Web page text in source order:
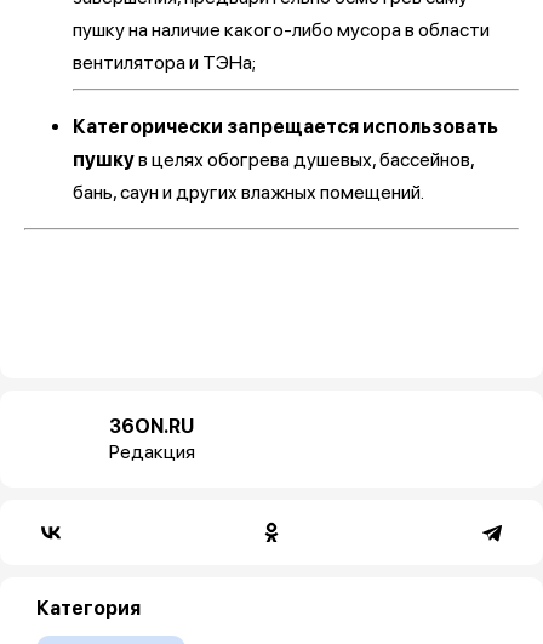
пушку на наличие какого-либо мусора в области
вентилятора и ТЭНа;
Категорически запрещается использовать
пушкув целях обогрева душевых, бассейнов,
бань, саун и других влажных помещений.
36ON.RU
Редакция
Категория